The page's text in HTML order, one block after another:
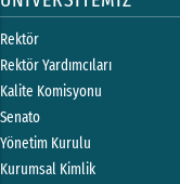
Rektör
Rektör Yardımcıları
Kalite Komisyonu
Senato
Yönetim Kurulu
Kurumsal Kimlik